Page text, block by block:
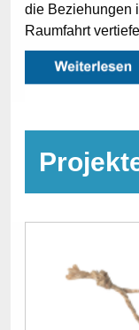
die Beziehungen
Raumfahrt